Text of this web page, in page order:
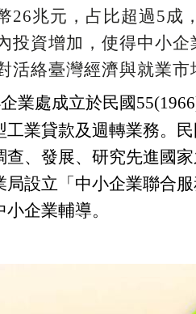
26兆元，占比超過5成
投資增加，使得中小
活絡臺灣經濟與就業
業處成立於民國
業貸款及週轉業務。
查、發展、研究先進國
局設立「中小企業聯合
企業輔導。